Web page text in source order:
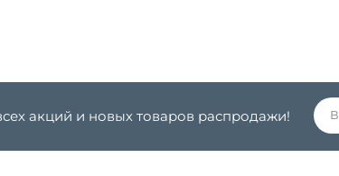
акций и новых товаров распродажи!